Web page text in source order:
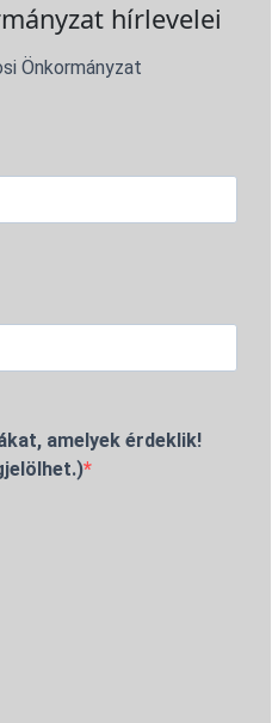
hírlevelei
Önkormányzat
amelyek érdeklik!